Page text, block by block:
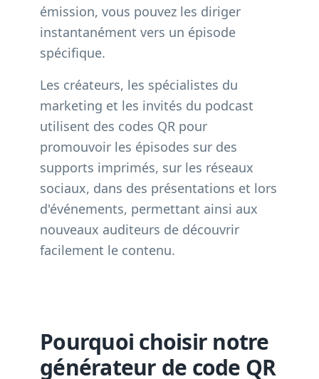
émission, vous pouvez les diriger
instantanément vers un épisode
spécifique.
Les créateurs, les spécialistes du
marketing et les invités du podcast
utilisent des codes QR pour
promouvoir les épisodes sur des
supports imprimés, sur les réseaux
sociaux, dans des présentations et lors
d'événements, permettant ainsi aux
nouveaux auditeurs de découvrir
facilement le contenu.
Pourquoi choisir notre
générateur de code QR